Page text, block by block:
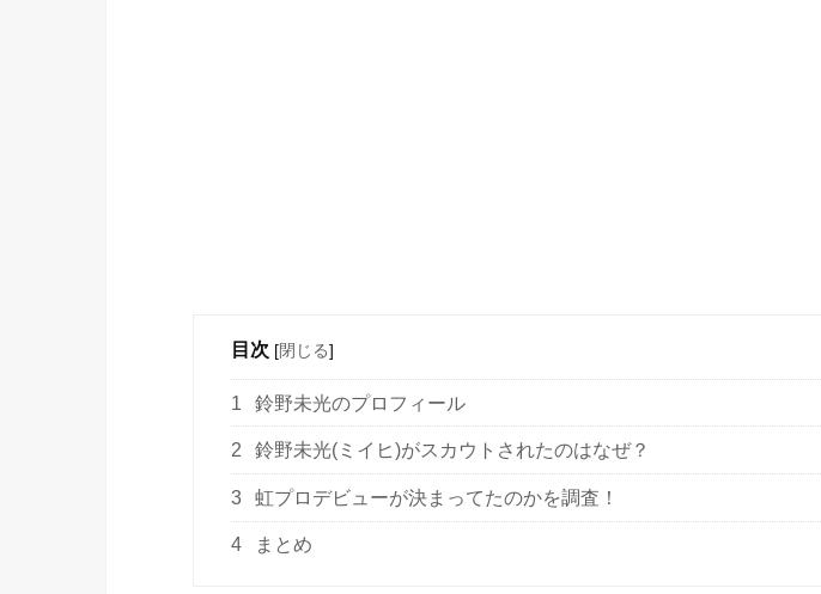
目次 [閉じる]
1 鈴野未光のプロフィール
2 鈴野未光(ミイヒ)がスカウトされたのはなぜ？
3 虹プロデビューが決まってたのかを調査！
4 まとめ